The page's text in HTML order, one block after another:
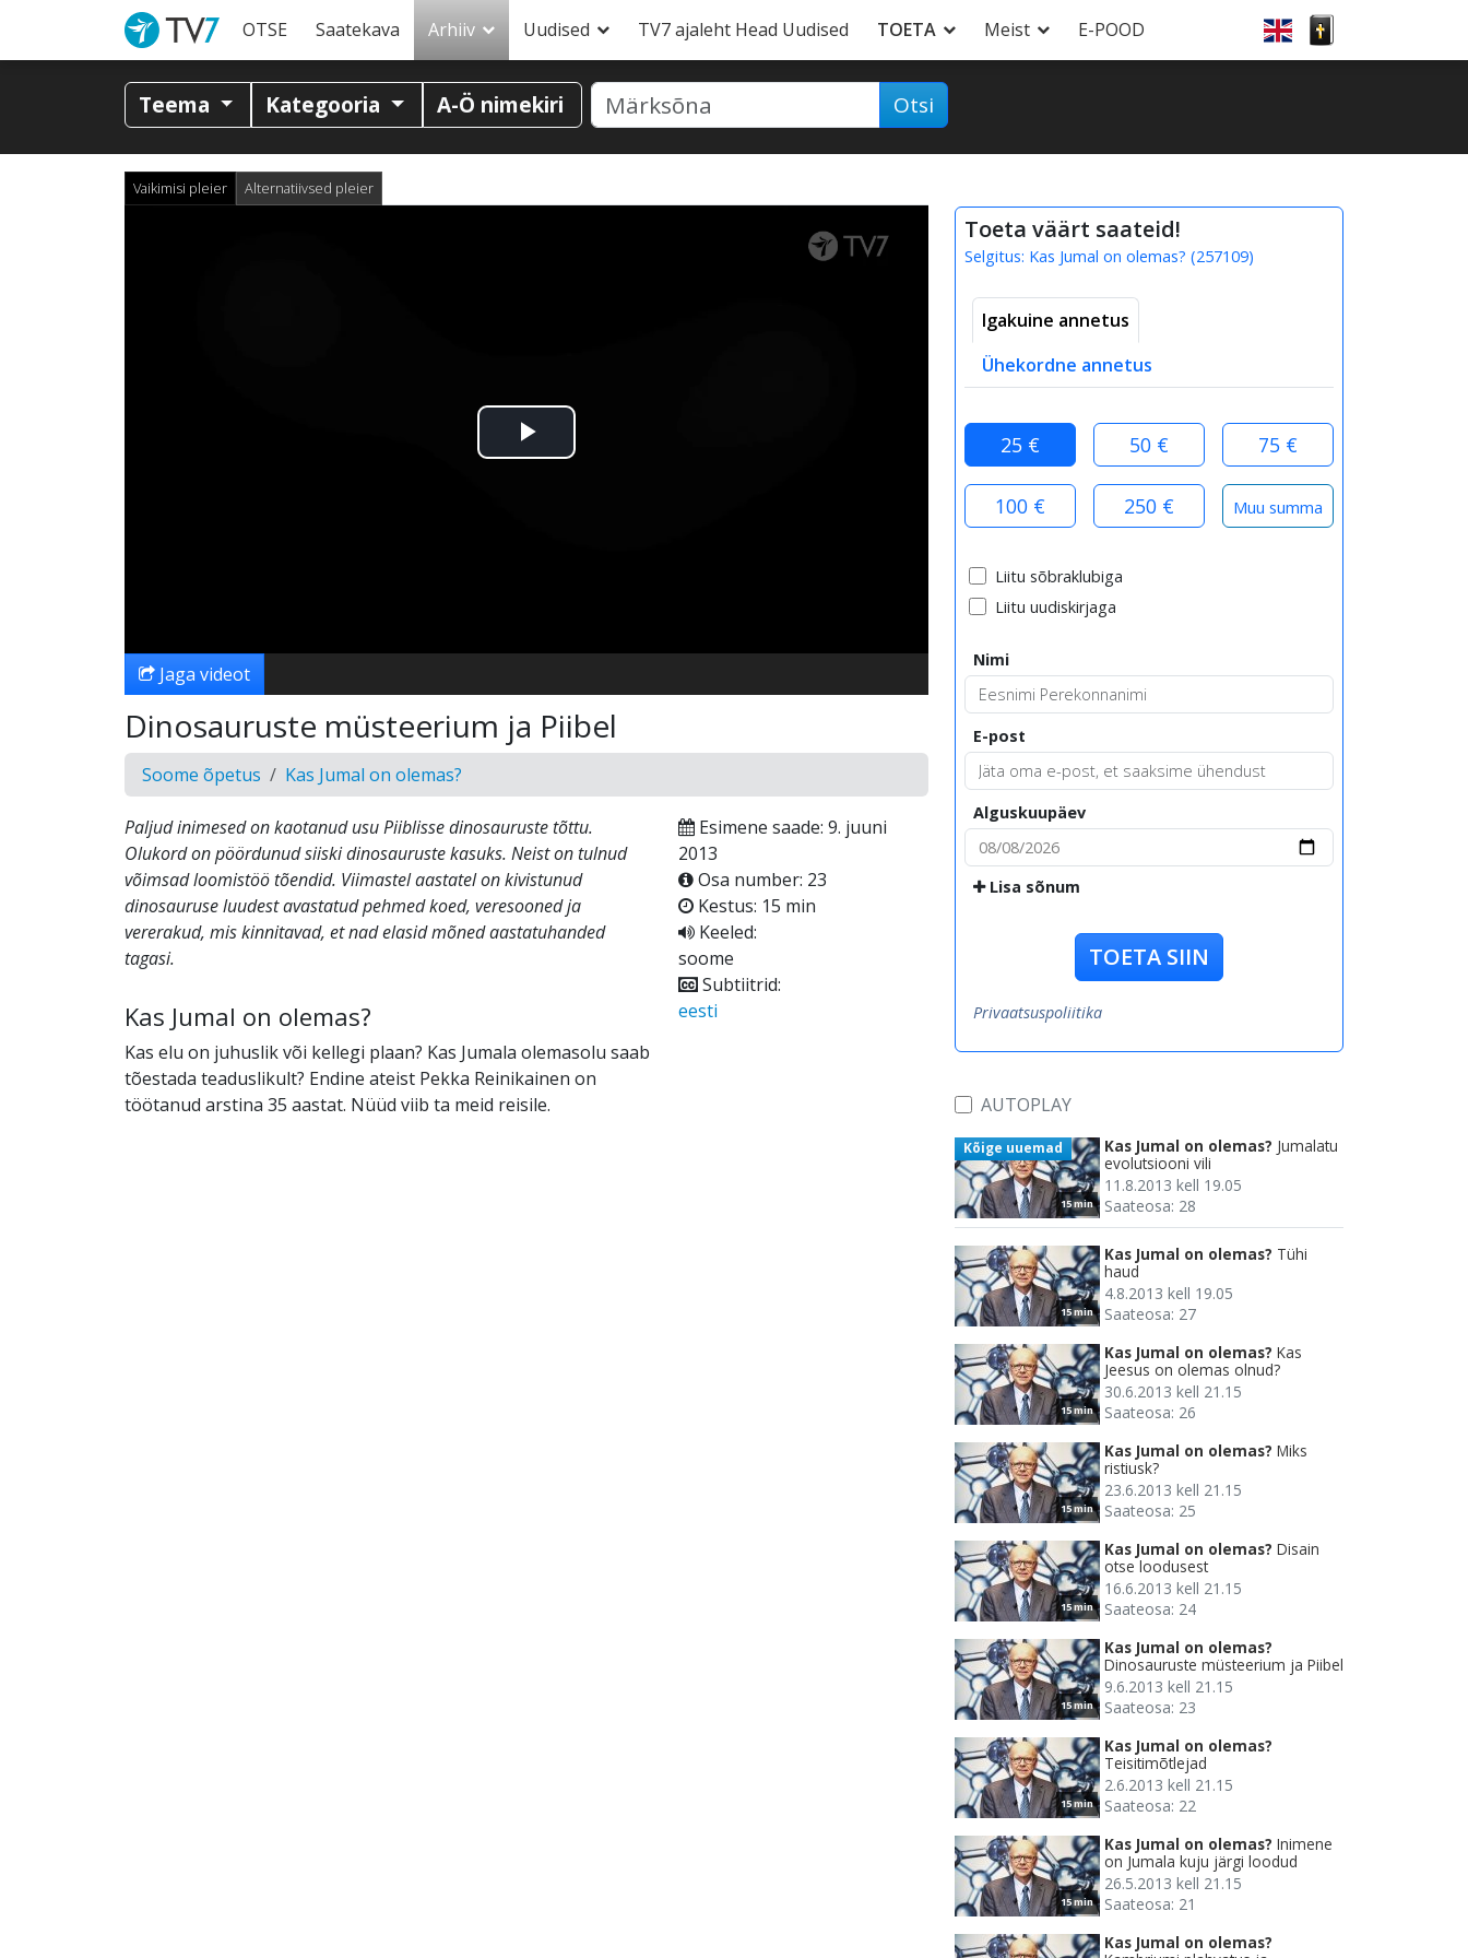
OTSE Saatekava Arhiiv Uudised TV7 ajaleht Head Uudised TOETA Meist E-POOD
Teema Kategooria A-Ö nimekiri Otsi
Vaikimisi pleier Alternatiivsed pleier
Esita
Jaga videot
Dinosauruste müsteerium ja Piibel
Soome õpetus Kas Jumal on olemas?
Paljud inimesed on kaotanud usu Piiblisse dinosauruste tõttu.
Olukord on pöördunud siiski dinosauruste kasuks. Neist on tulnud
võimsad loomistöö tõendid. Viimastel aastatel on kivistunud
dinosauruse luudest avastatud pehmed koed, veresooned ja
vererakud, mis kinnitavad, et nad elasid mõned aastatuhanded
tagasi.
Kas Jumal on olemas?
Kas elu on juhuslik või kellegi plaan? Kas Jumala olemasolu saab
tõestada teaduslikult? Endine ateist Pekka Reinikainen on
töötanud arstina 35 aastat. Nüüd viib ta meid reisile.
Esimene saade: 9. juuni
2013
Osa number: 23
Kestus: 15 min
Keeled:
soome
Subtiitrid:
eesti
Toeta väärt saateid!
Selgitus: Kas Jumal on olemas? (257109)
Igakuine annetus
Ühekordne annetus
25 € 50 € 75 €
100 € 250 €
Liitu sõbraklubiga
Liitu uudiskirjaga
Nimi
E-post
Alguskuupäev
Lisa sõnum
TOETA SIIN
Privaatsuspoliitika
AUTOPLAY
15 min
Kõige uuemad Kas Jumal on olemas? Jumalatu
evolutsiooni vili
11.8.2013 kell 19.05
Saateosa: 28
15 min
Kas Jumal on olemas? Tühi
haud
4.8.2013 kell 19.05
Saateosa: 27
15 min
Kas Jumal on olemas? Kas
Jeesus on olemas olnud?
30.6.2013 kell 21.15
Saateosa: 26
15 min
Kas Jumal on olemas? Miks
ristiusk?
23.6.2013 kell 21.15
Saateosa: 25
15 min
Kas Jumal on olemas? Disain
otse loodusest
16.6.2013 kell 21.15
Saateosa: 24
15 min
Kas Jumal on olemas?
Dinosauruste müsteerium ja Piibel
9.6.2013 kell 21.15
Saateosa: 23
15 min
Kas Jumal on olemas?
Teisitimõtlejad
2.6.2013 kell 21.15
Saateosa: 22
15 min
Kas Jumal on olemas? Inimene
on Jumala kuju järgi loodud
26.5.2013 kell 21.15
Saateosa: 21
Kas Jumal on olemas?